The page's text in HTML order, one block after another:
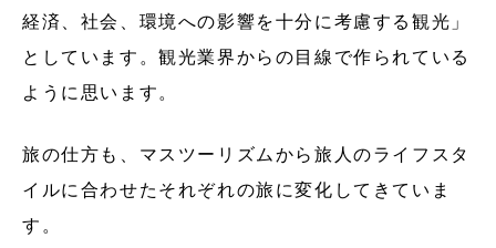
経済、社会、環境への影響を十分に考慮する観光」
としています。観光業界からの目線で作られている
ように思います。
旅の仕方も、マスツーリズムから旅人のライフスタ
イルに合わせたそれぞれの旅に変化してきていま
す。